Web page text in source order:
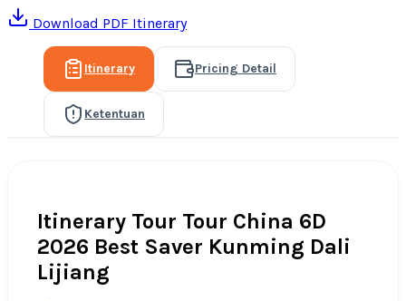
Download PDF Itinerary
Itinerary Pricing Detail
Ketentuan
Itinerary Tour Tour China 6D
2026 Best Saver Kunming Dali
Lijiang